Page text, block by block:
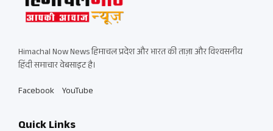
Himachal Now News हिमाचल प्रदेश और भारत की ताज़ा और विश्वसनीय
हिंदी समाचार वेबसाइट है।
Facebook YouTube
Quick Links